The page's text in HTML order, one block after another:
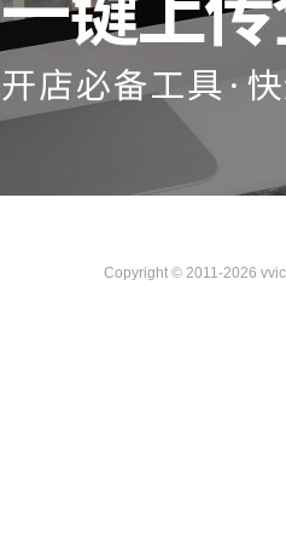
Copyright © 2011-2026